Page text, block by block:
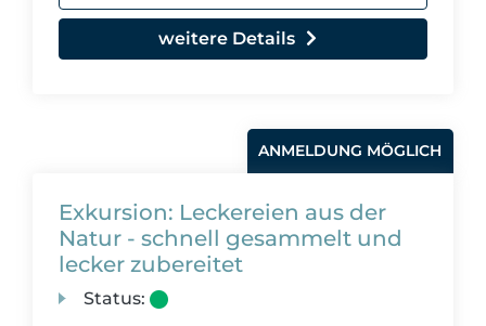
weitere Details
ANMELDUNG MÖGLICH
Exkursion: Leckereien aus der
Natur - schnell gesammelt und
lecker zubereitet
Status: